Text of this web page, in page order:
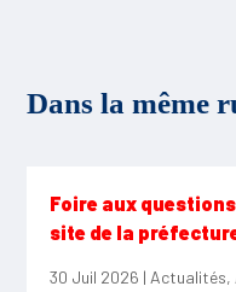
Dans la même
Foire aux
site de la
30 Juil 2026 | Actualités,